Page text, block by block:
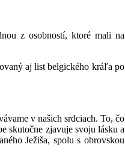
z osobností, ktoré mali na
aj list belgického kráľa po
v našich srdciach. To, čo
skutočne zjavuje svoju lásku a
Ježiša, spolu s obrovskou